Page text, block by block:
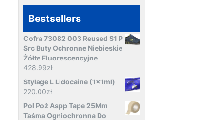
Bestsellers
Cofra 73082 003 Reused S1 P
Src Buty Ochronne Niebieskie
Żółte Fluorescencyjne
428.99zł
Stylage L Lidocaine (1x1ml)
220.00zł
Pol Poż Aspp Tape 25Mm
Taśma Ogniochronna Do